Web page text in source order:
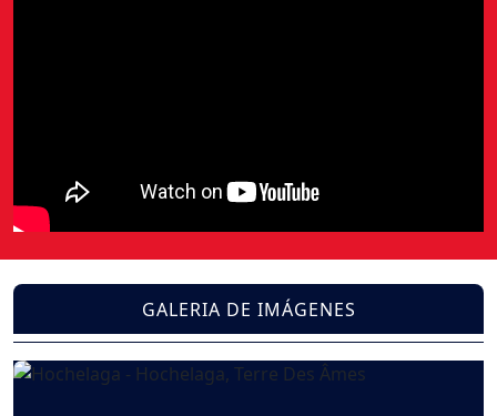
GALERIA DE IMÁGENES